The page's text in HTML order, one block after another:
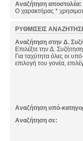
Αναζήτηση αποστολέα:
Ο χαρακτήρας *
ΡΥΘΜΊΣΕΙΣ
Αναζήτηση στην Δ.
Επιλέξτε την Δ.
Για ταχύτητα όλες οι
επιλογή του γονέα,
Αναζήτηση υπό-
Αναζήτηση σε: